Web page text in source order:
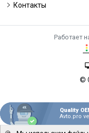
Контакты
Работает
©
Quality
Avto.pro